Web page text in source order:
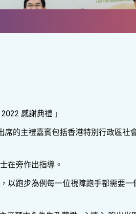
感謝典禮 」
的主禮嘉賓包括香港特別行政區社
在旁作出指導。
跑步為例每一位視障跑手都需要